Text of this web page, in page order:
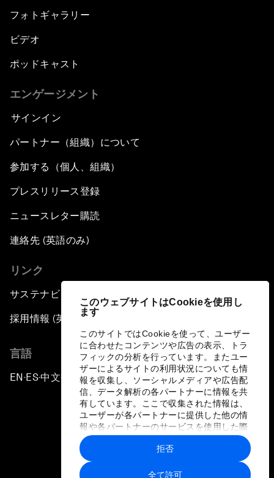
このウェブサイトはCookieを使用し
ます
このサイトではCookieを使って、ユーザー
に合わせたコンテンツや広告の表示、トラ
フィックの分析を行っています。またユー
ザーによるサイトの利用状況についても情
報を収集し、ソーシャルメディアや広告配
信、データ解析の各パートナーに情報を共
有しています。ここで収集された情報は、
ユーザーが各パートナーに提供した他の情
報や各パートナーのサービスを使用した際
に収集された情報と組み合わされ、各パー
トナーによって使用されることがありま
す。
全て許可
拒否
フォトギャラリー
ビデオ
ポッドキャスト
エンゲージメント
サインイン
パートナー（組織）について
参加する（個人、組織）
プレスリリース登録
ニュースレター購読
連絡先 (英語のみ)
リンク
サステナビリティへの取り組み
採用情報 (英語のみ)
言語
EN ▪ES▪中文▪ 日本語
プライバシーポリシーと利用規約